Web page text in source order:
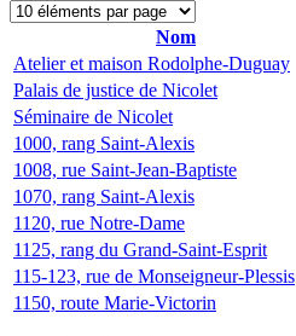
Nom
Atelier et maison Rodolphe-Duguay
Palais de justice de Nicolet
Séminaire de Nicolet
1000, rang Saint-Alexis
1008, rue Saint-Jean-Baptiste
1070, rang Saint-Alexis
1120, rue Notre-Dame
1125, rang du Grand-Saint-Esprit
115-123, rue de Monseigneur-Plessis
1150, route Marie-Victorin